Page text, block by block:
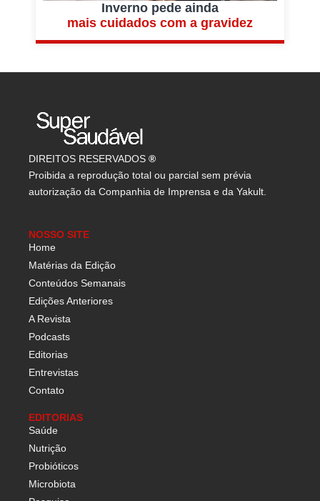
Inverno pede ainda
mais cuidados com a gravidez
DIREITOS RESERVADOS ®
Proibida a reprodução total ou parcial sem prévia
autorização da Companhia de Imprensa e da Yakult.
NOSSO SITE
Home
Matérias da Edição
Conteúdos Semanais
Edições Anteriores
A Revista
Podcasts
Editorias
Entrevistas
Contato
EDITORIAS
Saúde
Nutrição
Probióticos
Microbiota